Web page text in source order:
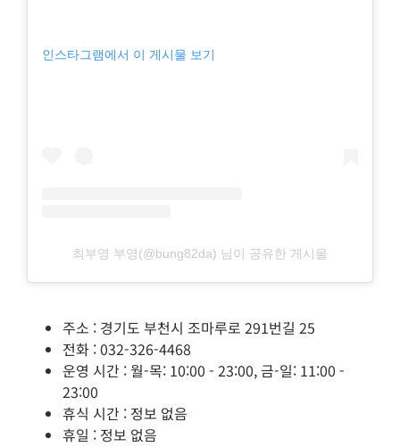
인스타그램에서 이 게시물 보기
최부영 부영(@bung82da) 님이 공유한 게시물
주소 : 경기도 부천시 조마루로 291번길 25
전화 : 032-326-4468
운영 시간 : 월-목: 10:00 - 23:00, 금-일: 11:00 -
23:00
휴식 시간 : 정보 없음
휴일 : 정보 없음